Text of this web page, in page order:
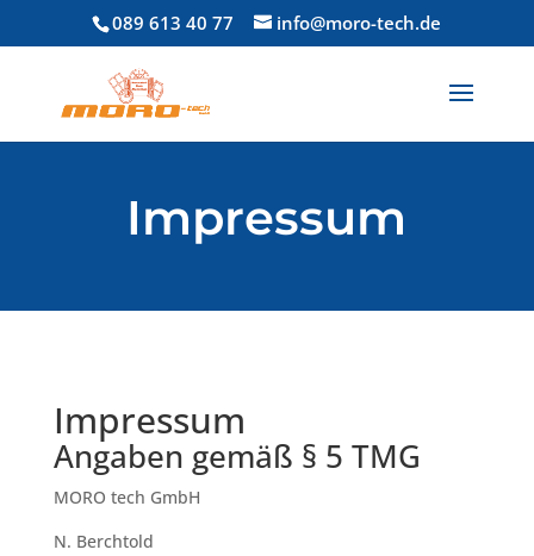
089 613 40 77 info@moro-tech.de
Impressum
Impressum
Angaben gemäß § 5 TMG
MORO tech GmbH
N. Berchtold